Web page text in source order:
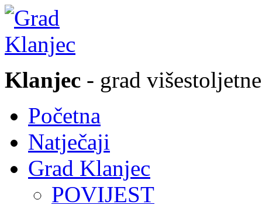
Klanjec - grad
Početna
Natječaji
Grad Klanjec
POVIJEST